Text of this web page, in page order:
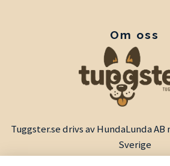
Om oss
Tuggster.se drivs av HundaLunda
Sverige